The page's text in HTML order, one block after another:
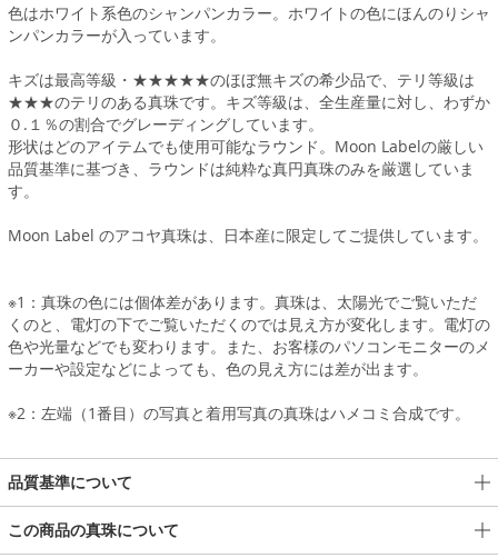
色はホワイト系色のシャンパンカラー。ホワイトの色にほんのりシャ
ンパンカラーが入っています。
キズは最高等級・★★★★★のほぼ無キズの希少品で、テリ等級は
★★★のテリのある真珠です。キズ等級は、全生産量に対し、わずか
０.１％の割合でグレーディングしています。
形状はどのアイテムでも使用可能なラウンド。Moon Labelの厳しい
品質基準に基づき、ラウンドは純粋な真円真珠のみを厳選していま
す。
Moon Label のアコヤ真珠は、日本産に限定してご提供しています。
※1：真珠の色には個体差があります。真珠は、太陽光でご覧いただ
くのと、電灯の下でご覧いただくのでは見え方が変化します。電灯の
色や光量などでも変わります。また、お客様のパソコンモニターのメ
ーカーや設定などによっても、色の見え方には差が出ます。
※2：左端（1番目）の写真と着用写真の真珠はハメコミ合成です。
品質基準について
この商品の真珠について